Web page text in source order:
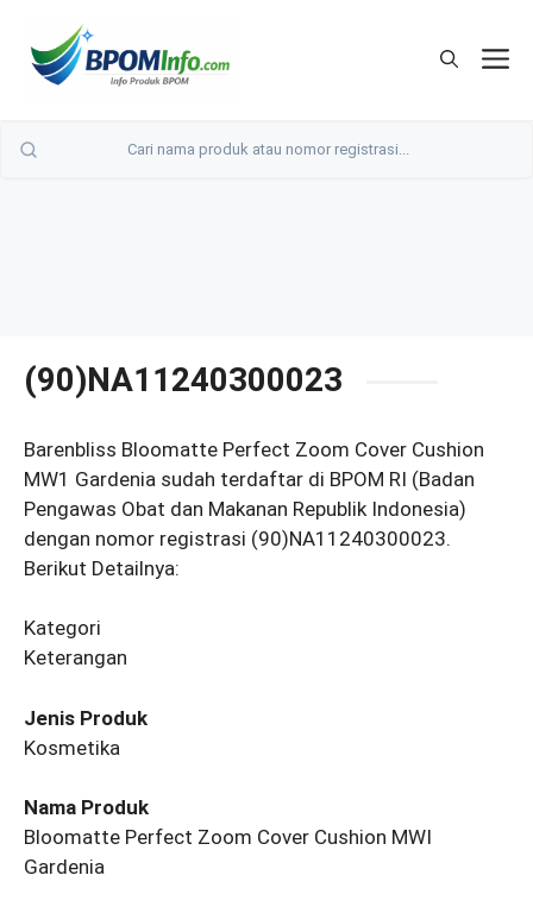
(90)NA11240300023
Barenbliss Bloomatte Perfect Zoom Cover Cushion
MW1 Gardenia sudah terdaftar di BPOM RI (Badan
Pengawas Obat dan Makanan Republik Indonesia)
dengan nomor registrasi (90)NA11240300023.
Berikut Detailnya:
Kategori
Keterangan
Jenis Produk
Kosmetika
Nama Produk
Bloomatte Perfect Zoom Cover Cushion MWI
Gardenia